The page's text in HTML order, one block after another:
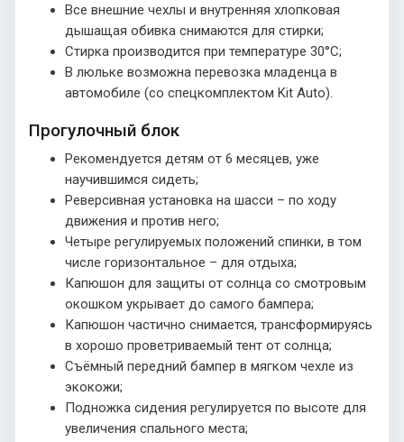
Все внешние чехлы и внутренняя хлопковая
дышащая обивка снимаются для стирки;
Стирка производится при температуре 30°С;
В люльке возможна перевозка младенца в
автомобиле (со спецкомплектом Kit Auto).
Прогулочный блок
Рекомендуется детям от 6 месяцев, уже
научившимся сидеть;
Реверсивная установка на шасси – по ходу
движения и против него;
Четыре регулируемых положений спинки, в том
числе горизонтальное – для отдыха;
Капюшон для защиты от солнца со смотровым
окошком укрывает до самого бампера;
Капюшон частично снимается, трансформируясь
в хорошо проветриваемый тент от солнца;
Съёмный передний бампер в мягком чехле из
экокожи;
Подножка сидения регулируется по высоте для
увеличения спального места;